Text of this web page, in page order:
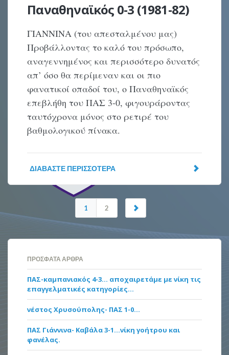
Παναθηναϊκός 0-3 (1981-82)
ΓΙΑΝΝΙΝΑ (του απεσταλμένου μας)
Προβάλλοντας το καλό του πρόσωπο,
αναγεννημένος και περισσότερο δυνατός
απ’ όσο θα περίμεναν και οι πιο
φανατικοί οπαδοί του, ο Παναθηναϊκός
επεβλήθη του ΠΑΣ 3-0, φιγουράροντας
ταυτόχρονα μόνος στο ρετιρέ του
βαθμολογικού πίνακα.
ΔΙΑΒΆΣΤΕ ΠΕΡΙΣΣΌΤΕΡΑ
1 2
ΠΡΌΣΦΑΤΑ ΆΡΘΡΑ
ΠΑΣ-καμπανιακός 4-3… αποχαιρετάμε με νίκη τις
επαγγελματικές κατηγορίες…
νέστος Χρυσούπολης- ΠΑΣ 1-0…
ΠΑΣ Γιάννινα- Καβάλα 3-1…νίκη γοήτρου και
φανέλας.